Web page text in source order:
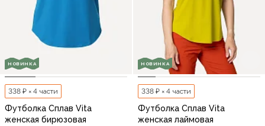
НОВИНКА
338 ₽ × 4 части
Футболка Сплав Vita
женская бирюзовая
НОВИНКА
338 ₽ × 4 части
Футболка Сплав Vita
женская лаймовая